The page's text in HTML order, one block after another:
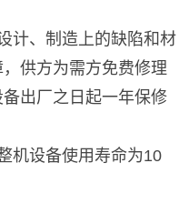
计、制造上的缺陷和材
供方为需方免费修理
出厂之日起一年保修
机设备使用寿命为10